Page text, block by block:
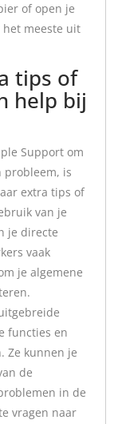
of open je
meeste uit
tips of
help bij
Support om
probleem, is
extra tips of
van je
je directe
vaak
je algemene
functies en
Ze kunnen je
de
in de
vragen naar